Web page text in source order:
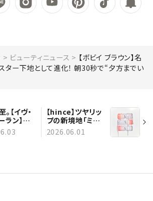
ビューティニュース
【ボビイ ブラウン】名
ター下地として進化！ 朝30秒で“夕方までい
【イヴ・
ラン】大
じゅ
に、リキ
【hince】ツヤリッ
プの新境地「ミラ
ーデューグロス」。
透明感も快適さも
2026.06.01